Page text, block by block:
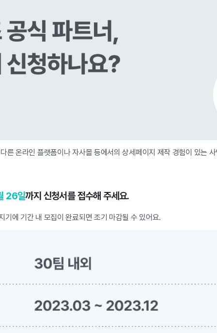
른 온라인 플랫폼이나 자사몰 등에서의 상세페이지 제작 경험이 있는
26일까지 신청서를 접수해 주세요.
기에 기간 내 모집이 완료되면 조기 마감될 수 있어요.